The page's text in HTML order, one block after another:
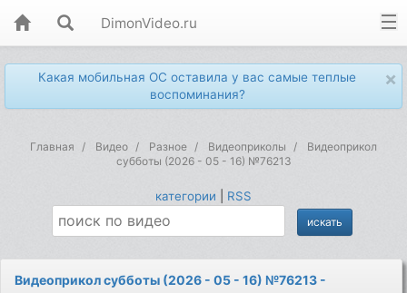
DimonVideo.ru
×
Какая мобильная ОС оставила у вас самые теплые
воспоминания?
Главная Видео Разное Видеоприколы
Видеоприкол
субботы (2026 - 05 - 16) №76213
категории RSS
Видеоприкол субботы (2026 - 05 - 16) №76213 -